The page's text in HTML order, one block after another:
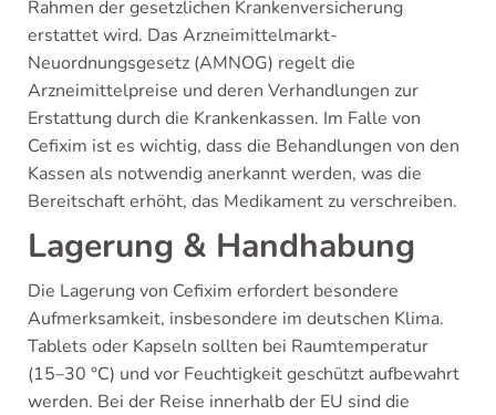
Rahmen der gesetzlichen Krankenversicherung
erstattet wird. Das Arzneimittelmarkt-
Neuordnungsgesetz (AMNOG) regelt die
Arzneimittelpreise und deren Verhandlungen zur
Erstattung durch die Krankenkassen. Im Falle von
Cefixim ist es wichtig, dass die Behandlungen von den
Kassen als notwendig anerkannt werden, was die
Bereitschaft erhöht, das Medikament zu verschreiben.
Lagerung & Handhabung
Die Lagerung von Cefixim erfordert besondere
Aufmerksamkeit, insbesondere im deutschen Klima.
Tablets oder Kapseln sollten bei Raumtemperatur
(15–30 °C) und vor Feuchtigkeit geschützt aufbewahrt
werden. Bei der Reise innerhalb der EU sind die